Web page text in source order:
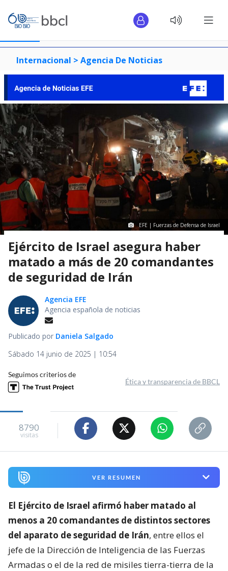
Internacional > Agencia De Noticias
EFE | Fuerzas de Defensa de Israel
Ejército de Israel asegura haber
matado a más de 20 comandantes
de seguridad de Irán
Agencia EFE
Agencia española de noticias
Publicado por Daniela Salgado
Sábado 14 junio de 2025 | 10:54
Seguimos criterios de
Ética y transparencia de BBCL
8790
visitas
VER RESUMEN
El Ejército de Israel afirmó haber matado al
menos a 20 comandantes de distintos sectores
del aparato de seguridad de Irán, entre ellos el
jefe de la Dirección de Inteligencia de las Fuerzas
Armadas o el de la red de misiles tierra-tierra de la